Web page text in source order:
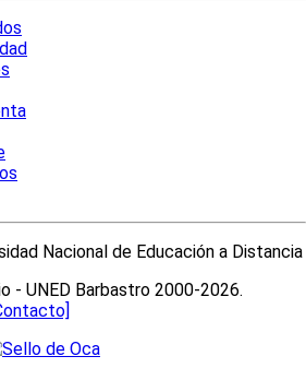
- UNED Barbastro 2000-2026.